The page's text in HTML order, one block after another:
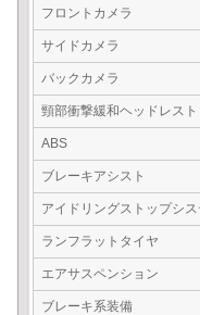
フロントカメラ
サイドカメラ
バックカメラ
頸部衝撃緩和ヘッドレスト
ABS
ブレーキアシスト
アイドリングストップシス
ランフラットタイヤ
エアサスペンション
ブレーキ系装備